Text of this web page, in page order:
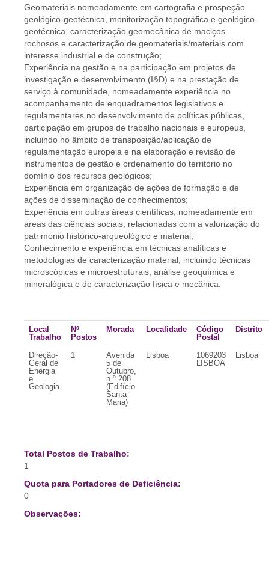
Geomateriais nomeadamente em cartografia e prospeção
geológico-geotécnica, monitorização topográfica e geológico-
geotécnica, caracterização geomecânica de maciços
rochosos e caracterização de geomateriais/materiais com
interesse industrial e de construção;
Experiência na gestão e na participação em projetos de
investigação e desenvolvimento (I&D) e na prestação de
serviço à comunidade, nomeadamente experiência no
acompanhamento de enquadramentos legislativos e
regulamentares no desenvolvimento de políticas públicas,
participação em grupos de trabalho nacionais e europeus,
incluindo no âmbito de transposição/aplicação de
regulamentação europeia e na elaboração e revisão de
instrumentos de gestão e ordenamento do território no
domínio dos recursos geológicos;
Experiência em organização de ações de formação e de
ações de disseminação de conhecimentos;
Experiência em outras áreas científicas, nomeadamente em
áreas das ciências sociais, relacionadas com a valorização do
património histórico-arqueológico e material;
Conhecimento e experiência em técnicas analíticas e
metodologias de caracterização material, incluindo técnicas
microscópicas e microestruturais, análise geoquímica e
mineralógica e de caracterização física e mecânica.
Local
Trabalho
Nº
Postos
Morada Localidade
Código
Postal
Distrito
Direção-
Geral de
Energia
e
Geologia
1
Avenida
5 de
Outubro,
n.º 208
(Edifício
Santa
Maria)
Lisboa
1069203
LISBOA
Lisboa
Total Postos de Trabalho:
1
Quota para Portadores de Deficiência:
0
Observações: